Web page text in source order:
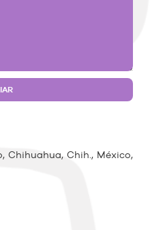
Chihuahua, Chih., México,